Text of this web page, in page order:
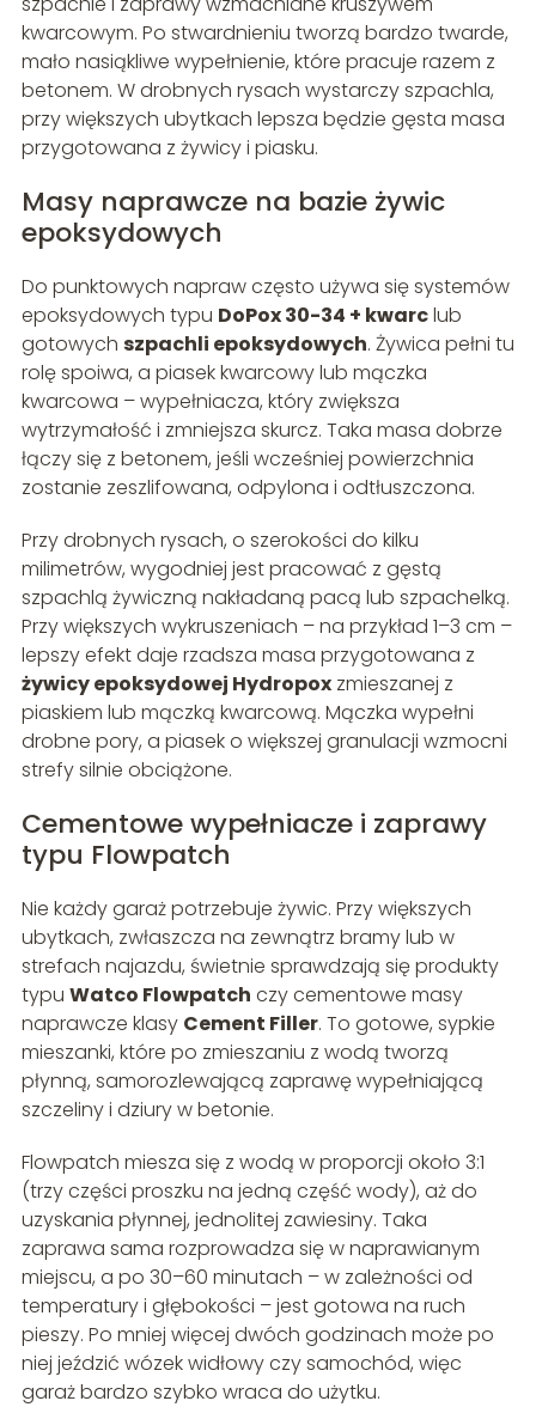
kwarcowym. Po stwardnieniu tworzą bardzo twarde,
mało nasiąkliwe wypełnienie, które pracuje razem z
betonem. W drobnych rysach wystarczy szpachla,
przy większych ubytkach lepsza będzie gęsta masa
przygotowana z żywicy i piasku.
Masy naprawcze na bazie żywic
epoksydowych
Do punktowych napraw często używa się systemów
epoksydowych typu DoPox 30-34 + kwarclub
gotowych szpachli epoksydowych. Żywica pełni tu
rolę spoiwa, a piasek kwarcowy lub mączka
kwarcowa – wypełniacza, który zwiększa
wytrzymałość i zmniejsza skurcz. Taka masa dobrze
łączy się z betonem, jeśli wcześniej powierzchnia
zostanie zeszlifowana, odpylona i odtłuszczona.
Przy drobnych rysach, o szerokości do kilku
milimetrów, wygodniej jest pracować z gęstą
szpachlą żywiczną nakładaną pacą lub szpachelką.
Przy większych wykruszeniach – na przykład 1–3 cm –
lepszy efekt daje rzadsza masa przygotowana z
żywicy epoksydowej Hydropoxzmieszanej z
piaskiem lub mączką kwarcową. Mączka wypełni
drobne pory, a piasek o większej granulacji wzmocni
strefy silnie obciążone.
Cementowe wypełniacze i zaprawy
typu Flowpatch
Nie każdy garaż potrzebuje żywic. Przy większych
ubytkach, zwłaszcza na zewnątrz bramy lub w
strefach najazdu, świetnie sprawdzają się produkty
typu Watco Flowpatch czy cementowe masy
naprawcze klasy Cement Filler. To gotowe, sypkie
mieszanki, które po zmieszaniu z wodą tworzą
płynną, samorozlewającą zaprawę wypełniającą
szczeliny i dziury w betonie.
Flowpatch miesza się z wodą w proporcji około 3:1
(trzy części proszku na jedną część wody), aż do
uzyskania płynnej, jednolitej zawiesiny. Taka
zaprawa sama rozprowadza się w naprawianym
miejscu, a po 30–60 minutach – w zależności od
temperatury i głębokości – jest gotowa na ruch
pieszy. Po mniej więcej dwóch godzinach może po
niej jeździć wózek widłowy czy samochód, więc
garaż bardzo szybko wraca do użytku.